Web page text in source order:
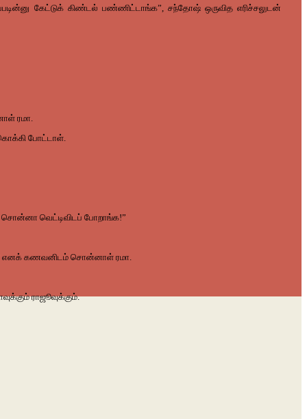
கேட்டுக் கிண்டல் பண்ணிட்டாங்க”, சந்தோஷ் ஒருவித எரிச்சலுடன்
ரமா.
போட்டாள்.
சொன்னா வெட்டிவிடப் போறாங்க!”
எனக் கணவனிடம் சொன்னாள் ரமா.
ராஜூவுக்கும்.